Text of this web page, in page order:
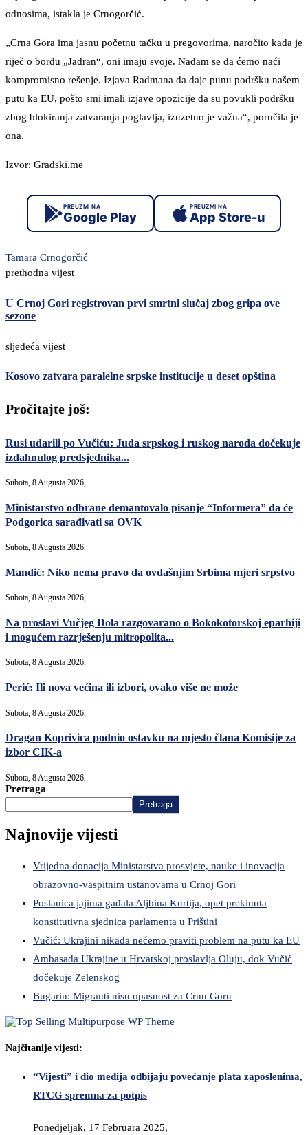
odnosima, istakla je Crnogorčić.
„Crna Gora ima jasnu početnu tačku u pregovorima, naročito kada je
riječ o bordu „Jadran“, oni imaju svoje. Nadam se da ćemo naći
kompromisno rešenje. Izjava Radmana da daje punu podršku našem
putu ka EU, pošto smi imali izjave opozicije da su povukli podršku
zbog blokiranja zatvaranja poglavlja, izuzetno je važna“, poručila je
ona.
Izvor: Gradski.me
PREUZMI NA
Google Play
PREUZMI NA
App Store-u
Tamara Crnogorčić
prethodna vijest
U Crnoj Gori registrovan prvi smrtni slučaj zbog gripa ove
sezone
sljedeća vijest
Kosovo zatvara paralelne srpske institucije u deset opština
Pročitajte još:
Rusi udarili po Vučiću: Juda srpskog i ruskog naroda dočekuje
izdahnulog predsjednika...
Subota, 8 Augusta 2026,
Ministarstvo odbrane demantovalo pisanje “Informera” da će
Podgorica sarađivati sa OVK
Subota, 8 Augusta 2026,
Mandić: Niko nema pravo da ovdašnjim Srbima mjeri srpstvo
Subota, 8 Augusta 2026,
Na proslavi Vučjeg Dola razgovarano o Bokokotorskoj eparhiji
i mogućem razrješenju mitropolita...
Subota, 8 Augusta 2026,
Perić: Ili nova većina ili izbori, ovako više ne može
Subota, 8 Augusta 2026,
Dragan Koprivica podnio ostavku na mjesto člana Komisije za
izbor CIK-a
Subota, 8 Augusta 2026,
Pretraga
Pretraga
Najnovije vijesti
Vrijedna donacija Ministarstva prosvjete, nauke i inovacija
obrazovno-vaspitnim ustanovama u Crnoj Gori
Poslanica jajima gađala Aljbina Kurtija, opet prekinuta
konstitutivna sjednica parlamenta u Prištini
Vučić: Ukrajini nikada nećemo praviti problem na putu ka EU
Ambasada Ukrajine u Hrvatskoj proslavlja Oluju, dok Vučić
dočekuje Zelenskog
Bugarin: Migranti nisu opasnost za Crnu Goru
Najčitanije vijesti:
“Vijesti” i dio medija odbijaju povećanje plata zaposlenima,
RTCG spremna za potpis
Ponedjeljak, 17 Februara 2025,